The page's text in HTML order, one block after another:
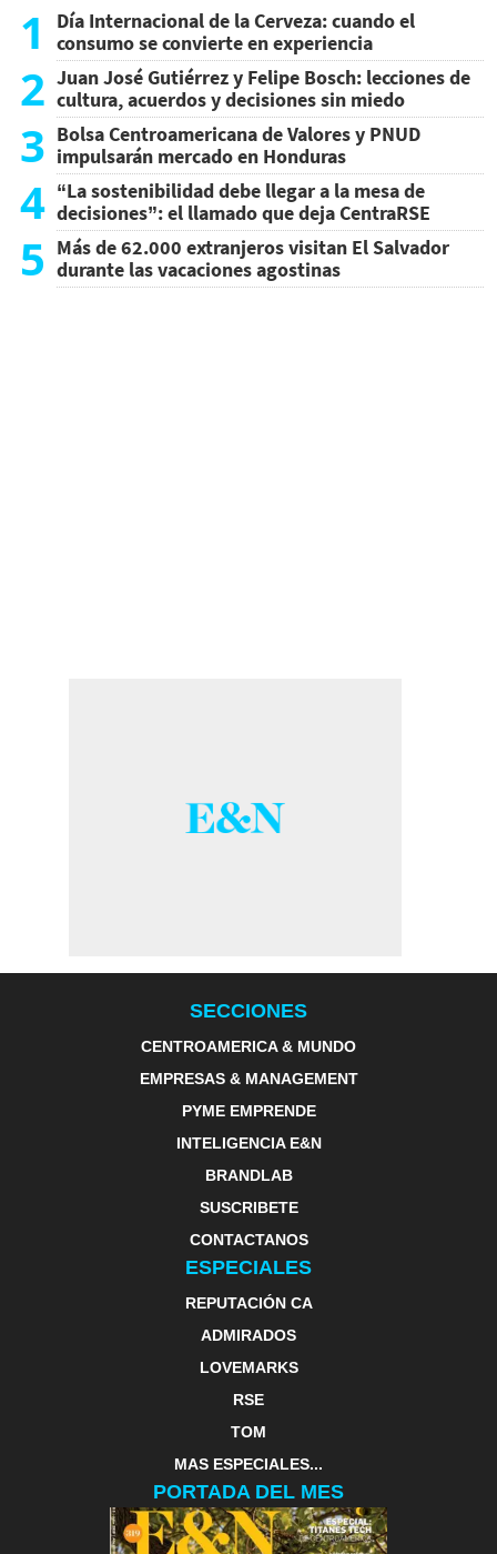
1
Día Internacional de la Cerveza: cuando el
consumo se convierte en experiencia
2 Juan José Gutiérrez y Felipe Bosch: lecciones de
cultura, acuerdos y decisiones sin miedo
3 Bolsa Centroamericana de Valores y PNUD
impulsarán mercado en Honduras
4 “La sostenibilidad debe llegar a la mesa de
decisiones”: el llamado que deja CentraRSE
5 Más de 62.000 extranjeros visitan El Salvador
durante las vacaciones agostinas
SECCIONES
CENTROAMERICA & MUNDO
EMPRESAS & MANAGEMENT
PYME EMPRENDE
INTELIGENCIA E&N
BRANDLAB
SUSCRIBETE
CONTACTANOS
ESPECIALES
REPUTACIÓN CA
ADMIRADOS
LOVEMARKS
RSE
TOM
MAS ESPECIALES...
PORTADA DEL MES